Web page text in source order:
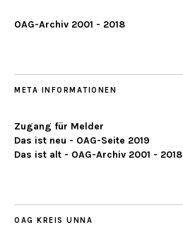
OAG-Archiv 2001 - 2018
META INFORMATIONEN
Zugang für Melder
Das ist neu - OAG-Seite 2019
Das ist alt - OAG-Archiv 2001 - 2018
OAG KREIS UNNA